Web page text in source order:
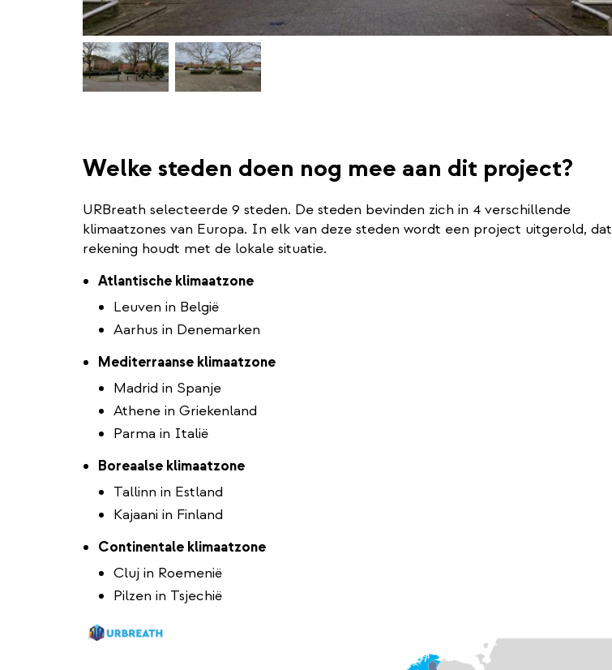
Welke steden doen nog mee aan dit project?
URBreath selecteerde 9 steden. De steden bevinden zich in 4 verschillende
klimaatzones van Europa. In elk van deze steden wordt een project uitgerold, dat
rekening houdt met de lokale situatie.
Atlantische klimaatzone
Leuven in België
Aarhus in Denemarken
Mediterraanse klimaatzone
Madrid in Spanje
Athene in Griekenland
Parma in Italië
Boreaalse klimaatzone
Tallinn in Estland
Kajaani in Finland
Continentale klimaatzone
Cluj in Roemenië
Pilzen in Tsjechië